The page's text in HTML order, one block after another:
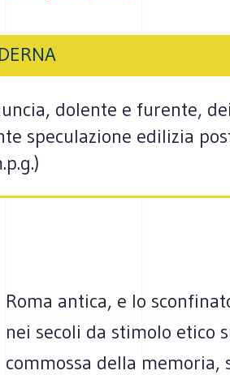
dolente e furente,
speculazione edilizia
Roma antica, e lo
nei secoli da stimolo etico
commossa della